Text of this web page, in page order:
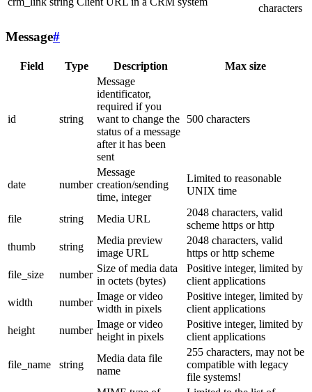
characters
Message#
Field Type Description Max size
id string
Message
identificator,
required if you
want to change the
status of a message
after it has been
sent
500 characters
date number
Message
creation/sending
time, integer
Limited to reasonable
UNIX time
file string Media URL
2048 characters, valid
scheme https or http
thumb
string
Media preview
image URL
2048 characters, valid
https or http scheme
file_size
number
Size of media data
in octets (bytes)
Positive integer, limited by
client applications
width
number
Image or video
width in pixels
Positive integer, limited by
client applications
height
number
Image or video
height in pixels
Positive integer, limited by
client applications
file_name string
Media data file
name
255 characters, may not be
compatible with legacy
file systems!